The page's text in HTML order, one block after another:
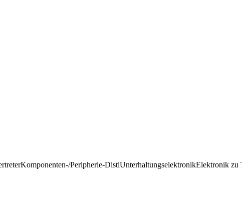
Komponenten-/Peripherie-DistiUnterhaltungselektronikElektronik zu